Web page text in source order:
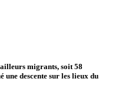
migrants, soit 58
une descente sur les lieux du